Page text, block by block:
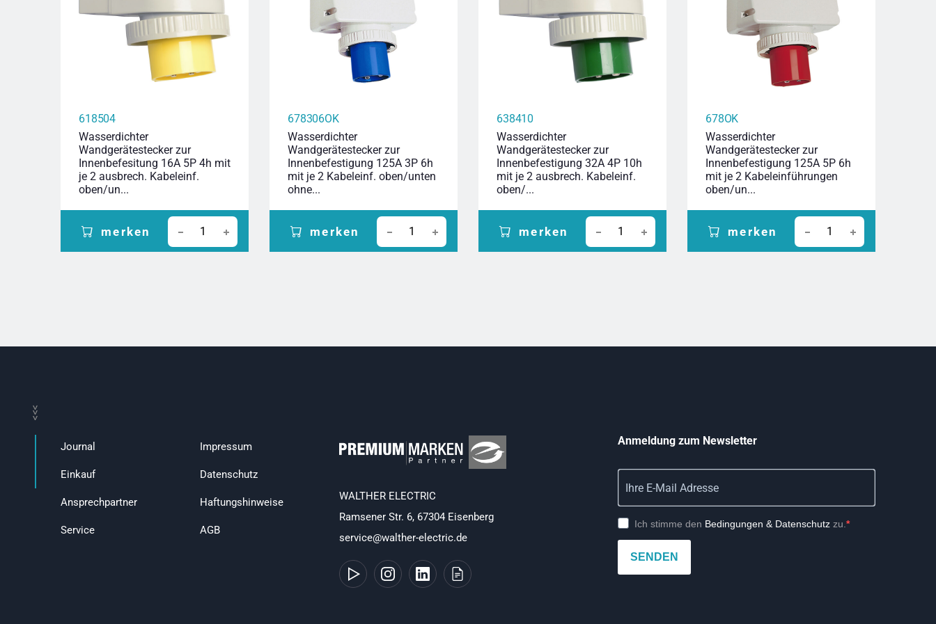
618504
Wasserdichter
Wandgerätestecker zur
Innenbefesitung 16A 5P 4h mit
je 2 ausbrech. Kabeleinf.
oben/un...
merken
678306OK
Wasserdichter
Wandgerätestecker zur
Innenbefestigung 125A 3P 6h
mit je 2 Kabeleinf. oben/unten
ohne...
merken
638410
Wasserdichter
Wandgerätestecker zur
Innenbefestigung 32A 4P 10h
mit je 2 ausbrech. Kabeleinf.
oben/...
merken
678OK
Wasserdichter
Wandgerätestecker zur
Innenbefestigung 125A 5P 6h
mit je 2 Kabeleinführungen
oben/un...
merken
Journal
Einkauf
Ansprechpartner
Service
Impressum
Datenschutz
Haftungshinweise
AGB
WALTHER ELECTRIC
Ramsener Str. 6, 67304 Eisenberg
service@walther-electric.de
Anmeldung zum Newsletter
Ich stimme den Bedingungen & Datenschutz zu.
SENDEN
>>>